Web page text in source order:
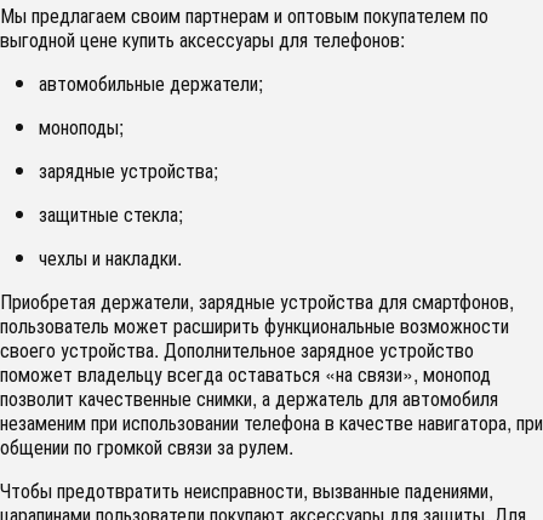
Мы предлагаем своим партнерам и оптовым покупателем по
выгодной цене купить аксессуары для телефонов:
автомобильные держатели;
моноподы;
зарядные устройства;
защитные стекла;
чехлы и накладки.
Приобретая держатели, зарядные устройства для смартфонов,
пользователь может расширить функциональные возможности
своего устройства. Дополнительное зарядное устройство
поможет владельцу всегда оставаться «на связи», монопод
позволит качественные снимки, а держатель для автомобиля
незаменим при использовании телефона в качестве навигатора, при
общении по громкой связи за рулем.
Чтобы предотвратить неисправности, вызванные падениями,